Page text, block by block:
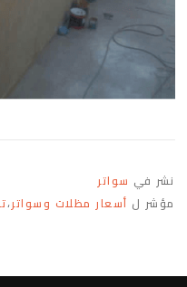
نشر في سواتر
مؤشر ل أسعار مظلات وسواتر،